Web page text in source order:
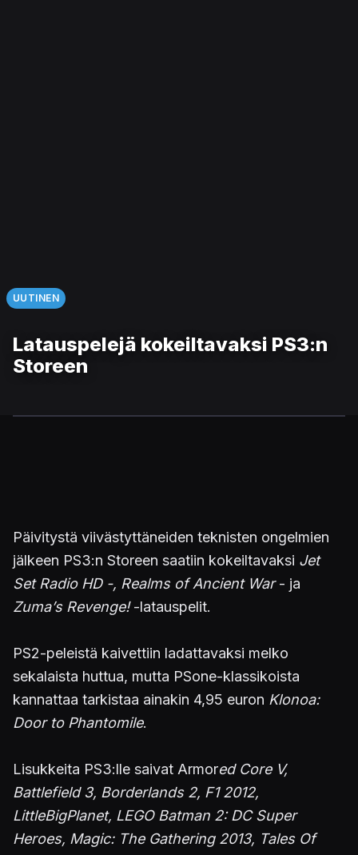
UUTINEN
Latauspelejä kokeiltavaksi PS3:n
Storeen
Päivitystä viivästyttäneiden teknisten ongelmien
jälkeen PS3:n Storeen saatiin kokeiltavaksi Jet
Set Radio HD -, Realms of Ancient War- ja
Zuma’s Revenge!-latauspelit.
PS2-peleistä kaivettiin ladattavaksi melko
sekalaista huttua, mutta PSone-klassikoista
kannattaa tarkistaa ainakin 4,95 euron Klonoa:
Door to Phantomile.
Lisukkeita PS3:lle saivat Armored Core V,
Battlefield 3, Borderlands 2, F1 2012,
LittleBigPlanet, LEGO Batman 2: DC Super
Heroes, Magic: The Gathering 2013, Tales Of